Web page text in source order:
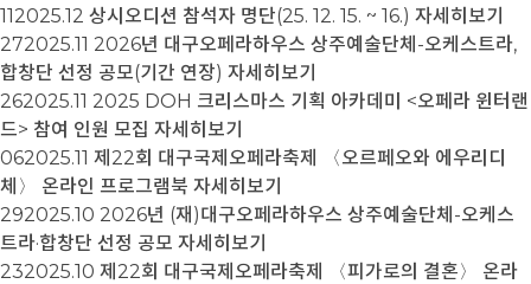
112025.12 상시오디션 참석자 명단(25. 12. 15. ~ 16.) 자세히보기
272025.11 2026년 대구오페라하우스 상주예술단체-오케스트라,
합창단 선정 공모(기간 연장) 자세히보기
262025.11 2025 DOH 크리스마스 기획 아카데미 <오페라 윈터랜
드> 참여 인원 모집 자세히보기
062025.11 제22회 대구국제오페라축제 〈오르페오와 에우리디
체〉 온라인 프로그램북 자세히보기
292025.10 2026년 (재)대구오페라하우스 상주예술단체-오케스
트라·합창단 선정 공모 자세히보기
232025.10 제22회 대구국제오페라축제 〈피가로의 결혼〉 온라